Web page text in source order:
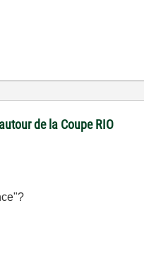
de la Coupe RIO